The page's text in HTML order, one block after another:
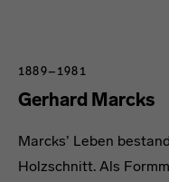
Gerhard Marcks
1889–1981
Marcks’ Leben
Holzschnitt. Als